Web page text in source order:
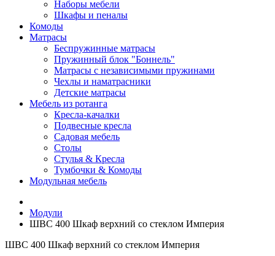
Наборы мебели
Шкафы и пеналы
Комоды
Матрасы
Беспружинные матрасы
Пружинный блок "Боннель"
Матрасы с независимыми пружинами
Чехлы и наматрасники
Детские матрасы
Мебель из ротанга
Кресла-качалки
Подвесные кресла
Садовая мебель
Столы
Стулья & Кресла
Тумбочки & Комоды
Модульная мебель
Модули
ШВС 400 Шкаф верхний со стеклом Империя
ШВС 400 Шкаф верхний со стеклом Империя